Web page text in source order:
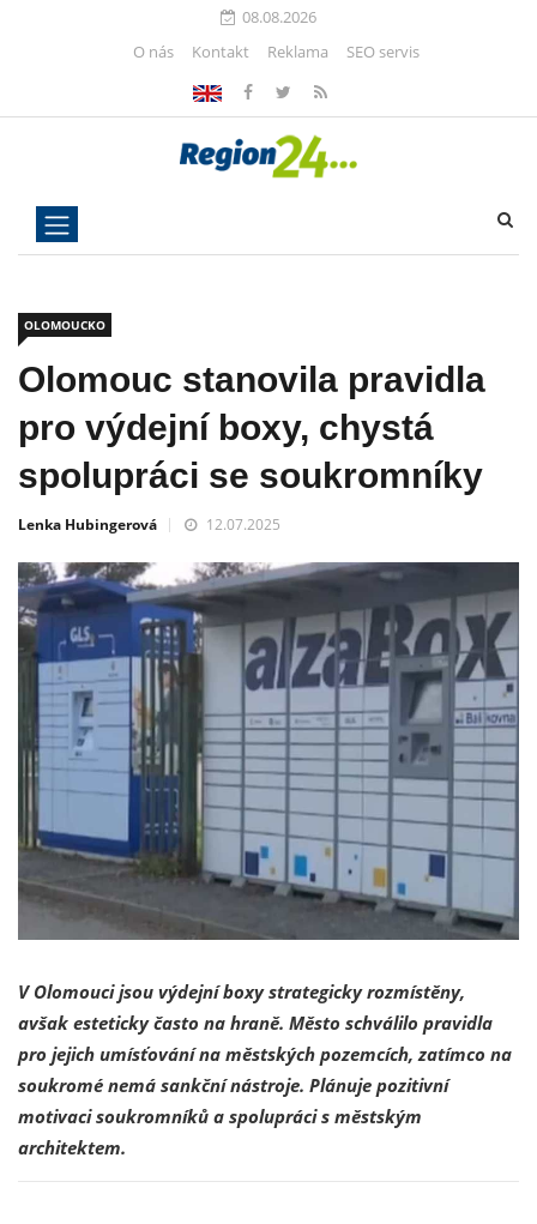
08.08.2026
O nás
Kontakt Reklama SEO servis
OLOMOUCKO
Olomouc stanovila pravidla
pro výdejní boxy, chystá
spolupráci se soukromníky
Lenka Hubingerová 12.07.2025
V Olomouci jsou výdejní boxy strategicky rozmístěny,
avšak esteticky často na hraně. Město schválilo pravidla
pro jejich umísťování na městských pozemcích, zatímco na
soukromé nemá sankční nástroje. Plánuje pozitivní
motivaci soukromníků a spolupráci s městským
architektem.